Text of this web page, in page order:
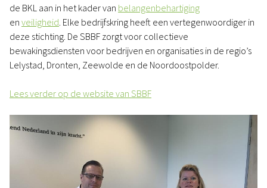
de BKL aan in het kader van belangenbehartiging
en veiligheid. Elke bedrijfskring heeft een vertegenwoordiger in
deze stichting. De SBBF zorgt voor collectieve
bewakingsdiensten voor bedrijven en organisaties in de regio’s
Lelystad, Dronten, Zeewolde en de Noordoostpolder.
Lees verder op de website van SBBF